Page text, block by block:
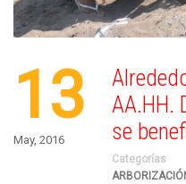
13
May, 2016
AA.HH.
se
Categorías